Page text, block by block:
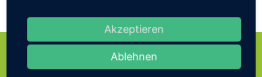
ÖFFNUNGSZEITEN
Akzeptieren
Ablehnen